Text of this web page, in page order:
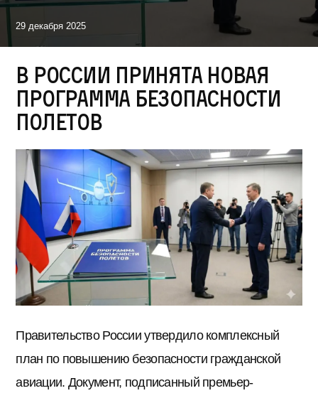
29 декабря 2025
В России принята новая
программа безопасности
полетов
Правительство России утвердило комплексный
план по повышению безопасности гражданской
авиации. Документ, подписанный премьер-